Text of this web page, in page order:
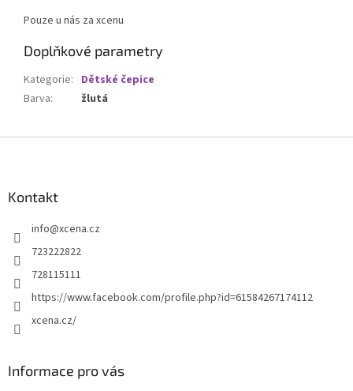
Pouze u nás za xcenu
Doplňkové parametry
Kategorie: Dětské čepice
Barva: žlutá
Kontakt
info@xcena.cz
723222822
728115111
https://www.facebook.com/profile.php?id=61584267174112
xcena.cz/
Informace pro vás